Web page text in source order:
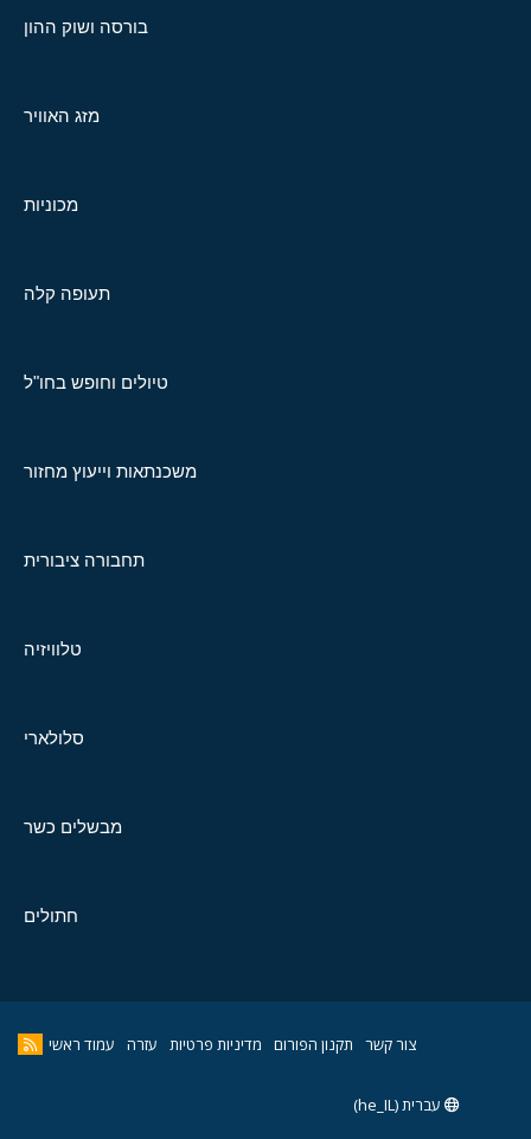
בורסה ושוק ההון
מזג האוויר
מכוניות
תעופה קלה
טיולים וחופש בחו"ל
משכנתאות וייעוץ מחזור
תחבורה ציבורית
טלוויזיה
סלולארי
מבשלים כשר
חתולים
צור קשר תקנון הפורום מדיניות פרטיות עזרה עמוד ראשי
עברית (he_IL)